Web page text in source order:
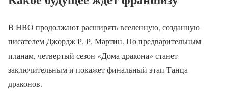
В HBO продолжают расширять вселенную, созданную
писателем Джордж Р. Р. Мартин. По предварительным
планам, четвертый сезон «Дома дракона» станет
заключительным и покажет финальный этап Танца
драконов.